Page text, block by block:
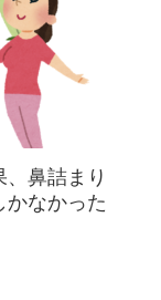
鼻詰まり
かなかった